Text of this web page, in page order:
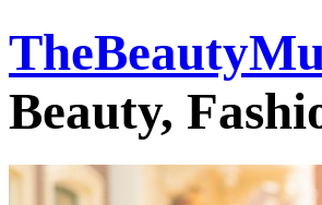
Beauty,